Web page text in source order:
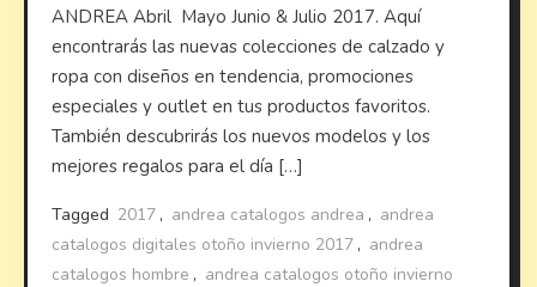
ANDREA Abril Mayo Junio & Julio 2017. Aquí
encontrarás las nuevas colecciones de calzado y
ropa con diseños en tendencia, promociones
especiales y outlet en tus productos favoritos.
También descubrirás los nuevos modelos y los
mejores regalos para el día […]
Tagged 2017 , andrea catalogos andrea , andrea
catalogos digitales otoño invierno 2017 , andrea
catalogos hombre , andrea catalogos otoño invierno